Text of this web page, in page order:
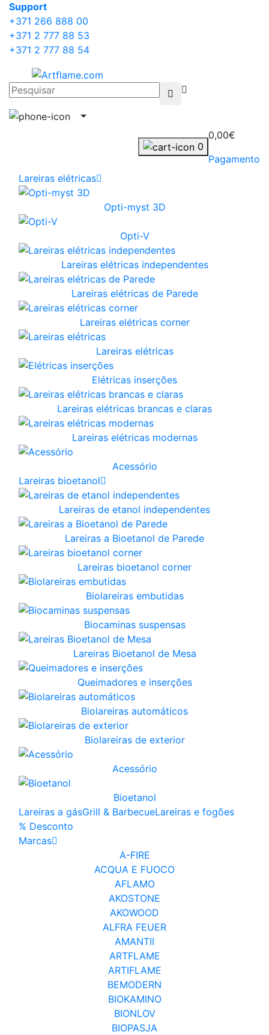
Support
+371 266 888 00
+371 2 777 88 53
+371 2 777 88 54
0
0,00€
Pagamento
Lareiras elétricas
Opti-myst 3D
Opti-V
Lareiras elétricas independentes
Lareiras elétricas de Parede
Lareiras elétricas corner
Lareiras elétricas
Elétricas inserções
Lareiras elétricas brancas e claras
Lareiras elétricas modernas
Acessório
Lareiras bioetanol
Lareiras de etanol independentes
Lareiras a Bioetanol de Parede
Lareiras bioetanol corner
Biolareiras embutidas
Biocaminas suspensas
Lareiras Bioetanol de Mesa
Queimadores e inserções
Biolareiras automáticos
Biolareiras de exterior
Acessório
Bioetanol
Lareiras a gásGrill & BarbecueLareiras e fogões
% Desconto
Marcas
A-FIRE
ACQUA E FUOCO
AFLAMO
AKOSTONE
AKOWOOD
ALFRA FEUER
AMANTII
ARTFLAME
ARTIFLAME
BEMODERN
BIOKAMINO
BIONLOV
BIOPASJA